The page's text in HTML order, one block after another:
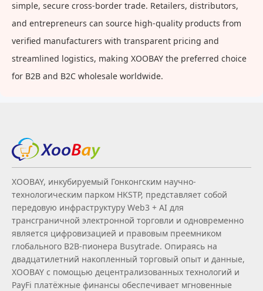
simple, secure cross-border trade. Retailers, distributors,
and entrepreneurs can source high-quality products from
verified manufacturers with transparent pricing and
streamlined logistics, making XOOBAY the preferred choice
for B2B and B2C wholesale worldwide.
XOOBAY, инкубируемый Гонконгским научно-
технологическим парком HKSTP, представляет собой
передовую инфраструктуру Web3 + AI для
трансграничной электронной торговли и одновременно
является цифровизацией и правовым преемником
глобального B2B‑пионера Busytrade. Опираясь на
двадцатилетний накопленный торговый опыт и данные,
XOOBAY с помощью децентрализованных технологий и
PayFi платёжные финансы обеспечивает мгновенные